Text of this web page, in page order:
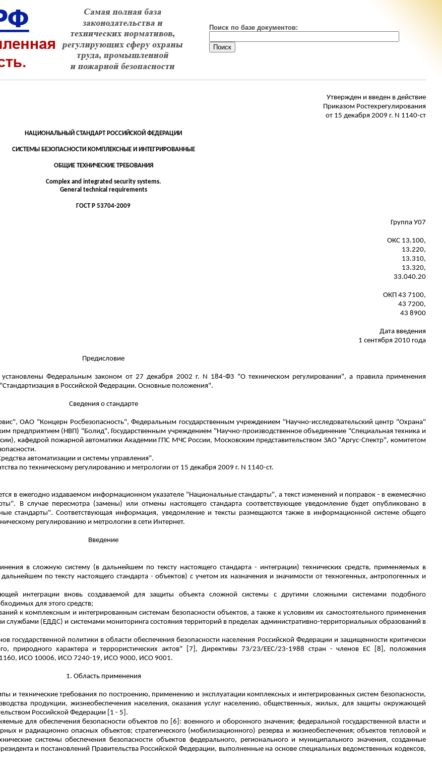
Поиск по базе документов:
Утвержден и введен в действие
Приказом Ростехрегулирования
от 15 декабря 2009 г. N 1140-ст
НАЦИОНАЛЬНЫЙ СТАНДАРТ РОССИЙСКОЙ ФЕДЕРАЦИИ
СИСТЕМЫ БЕЗОПАСНОСТИ КОМПЛЕКСНЫЕ И ИНТЕГРИРОВАННЫЕ
ОБЩИЕ ТЕХНИЧЕСКИЕ ТРЕБОВАНИЯ
Complex and integrated security systems.
General technical requirements
ГОСТ Р 53704-2009
Группа У07
ОКС 13.100,
13.220,
13.310,
13.320,
33.040.20
ОКП 43 7100,
43 7200,
43 8900
Дата введения
1 сентября 2010 года
Предисловие
Федеральным законом от 27 декабря 2002 г. N 184-ФЗ "О техническом регулировании", а правила применения
в Российской Федерации. Основные положения".
Сведения о стандарте
", ОАО "Концерн Росбезопасность", Федеральным государственным учреждением "Научно-исследовательский центр "Охрана"
(НВП) "Болид", Государственным учреждением "Научно-производственное объединение "Специальная техника и
кафедрой пожарной автоматики Академии ГПС МЧС России, Московским представительством ЗАО "Аргус-Спектр", комитетом
автоматизации и системы управления".
по техническому регулированию и метрологии от 15 декабря 2009 г. N 1140-ст.
в ежегодно издаваемом информационном указателе "Национальные стандарты", а текст изменений и поправок - в ежемесячно
В случае пересмотра (замены) или отмены настоящего стандарта соответствующее уведомление будет опубликовано в
стандарты". Соответствующая информация, уведомление и тексты размещаются также в информационной системе общего
регулированию и метрологии в сети Интернет.
Введение
в сложную систему (в дальнейшем по тексту настоящего стандарта - интеграции) технических средств, применяемых в
по тексту настоящего стандарта - объектов) с учетом их назначения и значимости от техногенных, антропогенных и
интеграции вновь создаваемой для защиты объекта сложной системы с другими сложными системами подобного
для этого средств;
к комплексным и интегрированным системам безопасности объектов, а также к условиям их самостоятельного применения
службами (ЕДДС) и системами мониторинга состояния территорий в пределах административно-территориальных образований в
государственной политики в области обеспечения безопасности населения Российской Федерации и защищенности критически
природного характера и террористических актов" [7], Директивы 73/23/ЕЕС/23-1988 стран - членов ЕС [8], положения
ИСО 10006, ИСО 7240-19, ИСО 9000, ИСО 9001.
1. Область применения
и технические требования по построению, применению и эксплуатации комплексных и интегрированных систем безопасности,
продукции, жизнеобеспечения населения, оказания услуг населению, общественных, жилых, для защиты окружающей
Российской Федерации [1 - 5].
для обеспечения безопасности объектов по [6]: военного и оборонного значения; федеральной государственной власти и
и радиационно опасных объектов; стратегического (мобилизационного) резерва и жизнеобеспечения; объектов тепловой и
системы обеспечения безопасности объектов федерального, регионального и муниципального значения, созданные
и постановлений Правительства Российской Федерации, выполненные на основе специальных ведомственных кодексов,